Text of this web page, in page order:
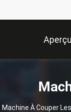
Aperçu
Machine À Couper